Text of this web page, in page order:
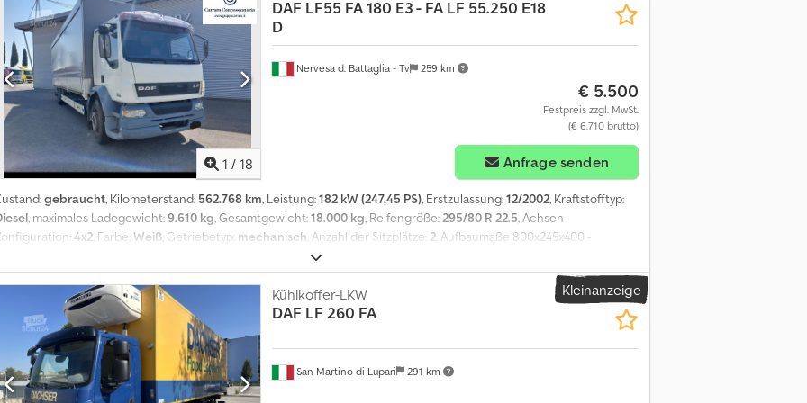
1 / 18
Nervesa d. Battaglia - Tv 259 km
DAF LF55 FA 180 E3 - FA LF 55.250 E18
D
€ 5.500
Festpreis zzgl. MwSt.
(€ 6.710 brutto)
Anfrage senden
gebraucht, Kilometerstand: 562.768 km, Leistung:182 kW (247,45 PS), Erstzulassung:12/2002, Kraftstofftyp:
, maximales Ladegewicht:9.610 kg, Gesamtgewicht:18.000 kg, Reifengröße:295/80 R 22.5, Achsen-
4x2, Farbe:Weiß, Getriebetyp: mechanisch, Anzahl der Sitzplätze: 2, Aufbaumaße 800x245x400 -
Schiebeplane - Hub-/Senkfunktion - neue Planen Dcodszcdctopfx Ab Sok
Kleinanzeige
San Martino di Lupari 291 km
Kühlkoffer-LKW
DAF LF 260 FA